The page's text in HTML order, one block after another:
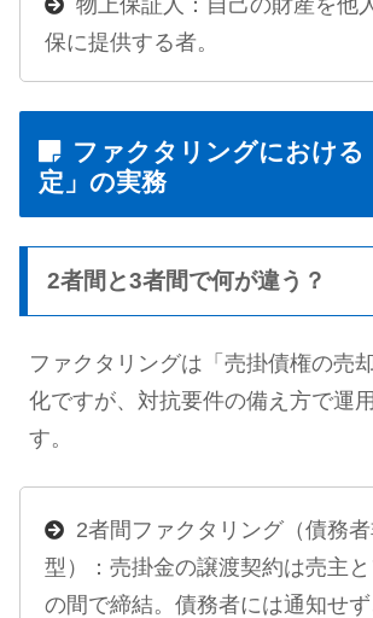
保に提供する者。
ファクタリングにおける
定」の実務
2者間と3者間で何が違う？
ファクタリングは「売掛債権の売
化ですが、対抗要件の備え方で運
す。
2者間ファクタリング（債務
型）：売掛金の譲渡契約は売主
の間で締結。債務者には通知せ